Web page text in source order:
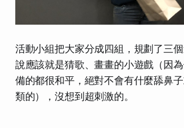
活動小組把大家分成四組，規劃了三
說應該就是猜歌、畫畫的小遊戲（因
備的都很和平，絕對不會有什麼舔鼻
類的），沒想到超刺激的。